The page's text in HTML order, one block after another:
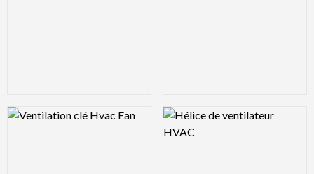
Logo Preview Image Logo Preview Image